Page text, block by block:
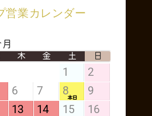
営業カレンダー